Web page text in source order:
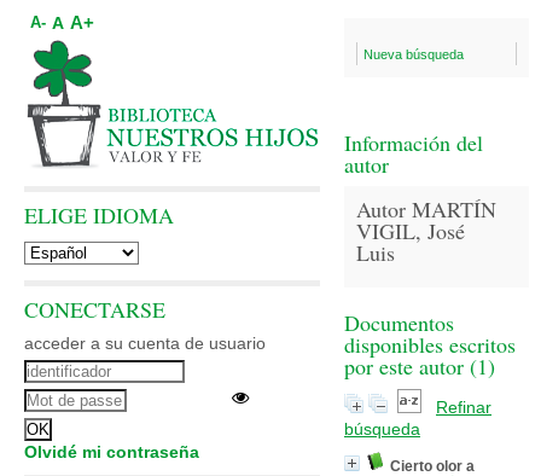
Nueva búsqueda
Información del
autor
Autor MARTÍN
VIGIL, José
Luis
Documentos
disponibles escritos
por este autor (1)
Refinar
búsqueda
Cierto olor a
A- A A+
ELIGE IDIOMA
CONECTARSE
acceder a su cuenta de usuario
Olvidé mi contraseña